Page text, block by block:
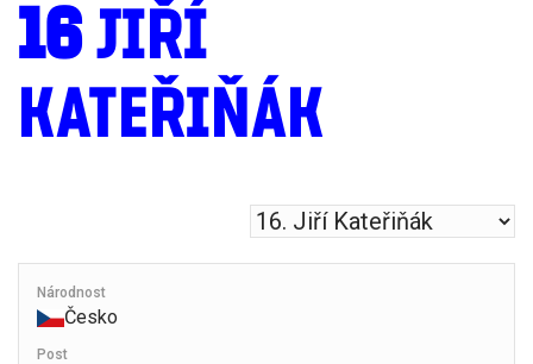
16 JIŘÍ
KATEŘIŇÁK
Národnost
Česko
Post